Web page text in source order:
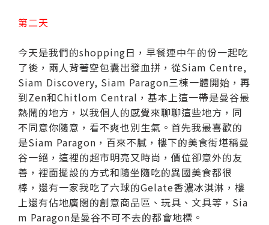
第二天
今天是我們的shopping日，早餐連中午的份一起吃
了後，兩人背著空包囊出發血拼，從Siam Centre,
Siam Discovery, Siam Paragon三棟一體開始，再
到Zen和Chitlom Central，基本上這一帶是曼谷最
熱鬧的地方，以我個人的感覺來聊聊這些地方，同
不同意你隨意，看不爽也別生氣。首先我最喜歡的
是Siam Paragon，百來不膩，樓下的美食街堪稱曼
谷一絕，這裡的超市明亮又時尚，價位卻意外的友
善，裡面擺設的方式和隨坐隨吃的異國美食都很
棒，還有一家我吃了六球的Gelate香濃冰淇淋，樓
上還有佔地廣闊的創意商品區、玩具、文具等，Sia
m Paragon是曼谷不可不去的都會地標。